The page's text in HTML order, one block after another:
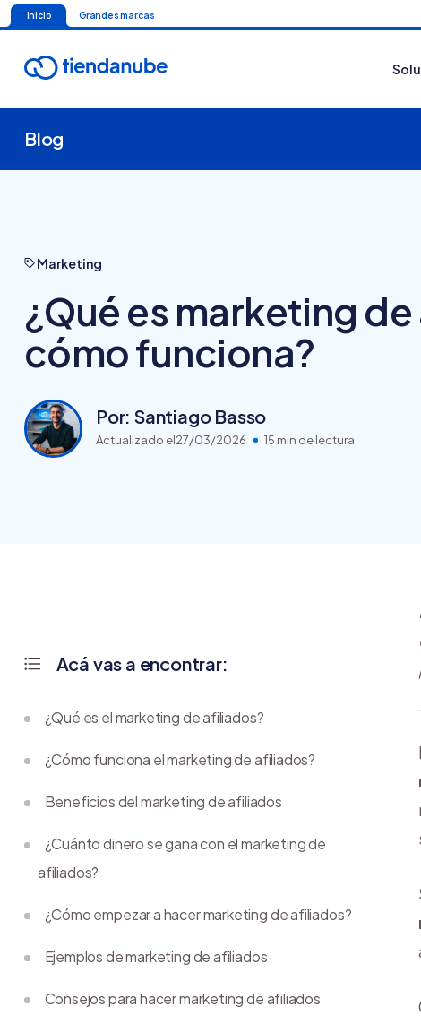
Inicio Grandes marcas
Blog
Marketing
¿Qué es marketing
cómo funciona?
Por: Santiago Basso
Actualizado el27/03/2026 15 min de lectura
Acá vas a encontrar:
¿Qué es el marketing de afiliados?
¿Cómo funciona el marketing de afiliados?
Beneficios del marketing de afiliados
¿Cuánto dinero se gana con el marketing de
afiliados?
¿Cómo empezar a hacer marketing de afiliados?
Ejemplos de marketing de afiliados
Consejos para hacer marketing de afiliados